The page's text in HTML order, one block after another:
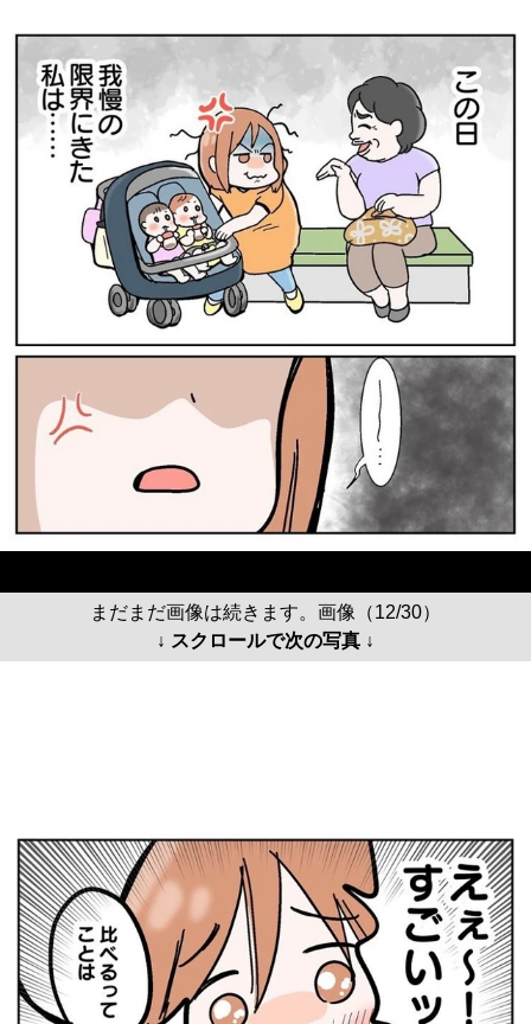
まだまだ画像は続きます。画像（12/30）
↓ スクロールで次の写真 ↓